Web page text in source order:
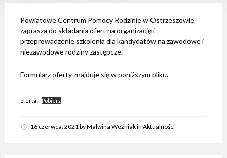
Powiatowe Centrum Pomocy Rodzinie w Ostrzeszowie
zaprasza do składania ofert na organizację i
przeprowadzenie szkolenia dla kandydatów na zawodowe i
niezawodowe rodziny zastępcze.
Formularz oferty znajduje się w poniższym pliku.
oferta Pobierz
16 czerwca, 2021byMalwina Woźniakin Aktualności